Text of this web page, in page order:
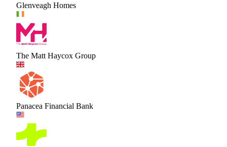
Glenveagh Homes
The Matt Haycox Group
Panacea Financial Bank